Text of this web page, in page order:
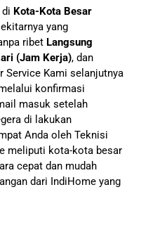
Kota-Kota Besar
yang
ribet Langsung
(Jam Kerja), dan
Service Kami selanjutnya
konfirmasi
masuk setelah
di lakukan
Anda oleh Teknisi
meliputi kota-kota besar
cepat dan mudah
dari IndiHome yang